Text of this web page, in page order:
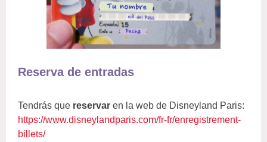
Reserva de entradas
Tendrás que reservaren la web de Disneyland Paris:
https://www.disneylandparis.com/fr-fr/enregistrement-
billets/